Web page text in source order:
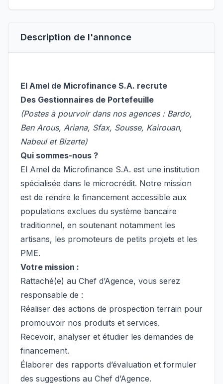
Description de l'annonce
El Amel de Microfinance S.A. recrute
Des Gestionnaires de Portefeuille
(Postes à pourvoir dans nos agences : Bardo,
Ben Arous, Ariana, Sfax, Sousse, Kairouan,
Nabeul et Bizerte)
Qui sommes-nous ?
El Amel de Microfinance S.A. est une institution
spécialisée dans le microcrédit. Notre mission
est de rendre le financement accessible aux
populations exclues du système bancaire
traditionnel, en soutenant notamment les
artisans, les promoteurs de petits projets et les
PME.
Votre mission :
Rattaché(e) au Chef d’Agence, vous serez
responsable de :
Réaliser des actions de prospection terrain pour
promouvoir nos produits et services.
Recevoir, analyser et étudier les demandes de
financement.
Élaborer des rapports d’évaluation et formuler
des suggestions au Chef d’Agence.